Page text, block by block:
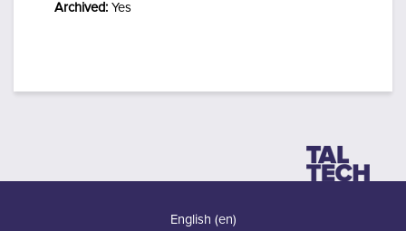
Archived: Yes
English ‎(en)‎